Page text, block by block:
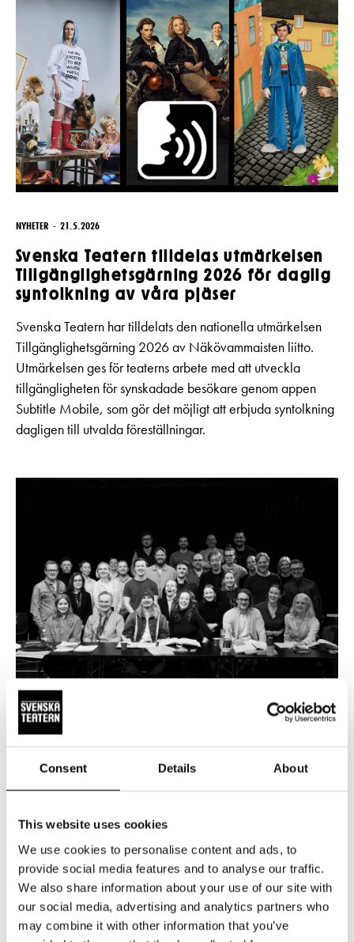
Consent Details About
This website uses cookies
We use cookies to personalise content and ads, to
provide social media features and to analyse our traffic.
We also share information about your use of our site with
our social media, advertising and analytics partners who
may combine it with other information that you’ve
NYHETER 21.5.2026
Svenska Teatern tilldelas utmärkelsen
Tillgänglighetsgärning 2026 för daglig
syntolkning av våra pjäser
Svenska Teatern har tilldelats den nationella utmärkelsen
Tillgänglighetsgärning 2026 av Näkövammaisten liitto.
Utmärkelsen ges för teaterns arbete med att utveckla
tillgängligheten för synskadade besökare genom appen
Subtitle Mobile, som gör det möjligt att erbjuda syntolkning
dagligen till utvalda föreställningar.
NYHETER
Änglagård – biljetterna till våren 2027
släpps 19 maj
Intresset för höstens stora musikal Änglagård är enormt.
Hittills har 20 000 biljetter bokats och sålts. Repetitionerna
är i full gång, och glädjen i ensemblen är påtaglig – nu
växer föreställningen fram dag för dag. Änglagård har
premiär den 17 september 2026. Tisdagen den 19.5 kl 12
släpper vi biljetterna till föreställningarna 2027.